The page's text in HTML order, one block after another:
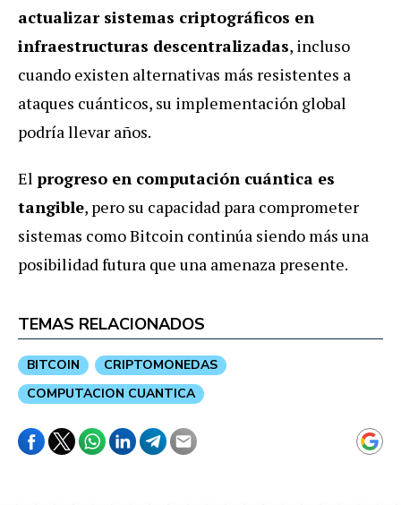
actualizar sistemas criptográficos en
infraestructuras descentralizadas, incluso
cuando existen alternativas más resistentes a
ataques cuánticos, su implementación global
podría llevar años.
El progreso en computación cuántica es
tangible, pero su capacidad para comprometer
sistemas como Bitcoin continúa siendo más una
posibilidad futura que una amenaza presente.
TEMAS RELACIONADOS
BITCOIN
CRIPTOMONEDAS
COMPUTACION CUANTICA